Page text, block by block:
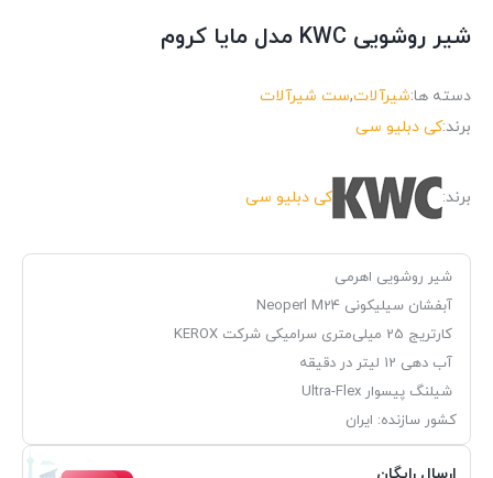
شیر روشویی KWC مدل مایا کروم
دسته ها:شیرآلات,ست شیرآلات
برند:کی دبلیو سی
برند: کی دبلیو سی
شیر روشویی اهرمی
آبفشان سیلیکونی 24
Neoperl M
کارتریج 25 میلی‌متری سرامیکی شرکت
KEROX
آب دهی 12 لیتر در دقیقه
شیلنگ پیسوار Ultra-Flex
کشور سازنده: ایران